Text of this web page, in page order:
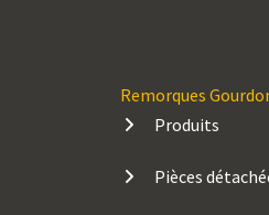
Remorques
Produits
Pièces